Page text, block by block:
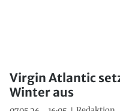
Virgin Atlantic
Winter aus